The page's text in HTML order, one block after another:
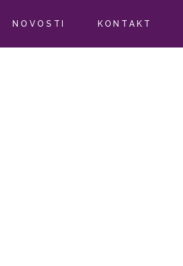
NOVOSTI KONTAKT